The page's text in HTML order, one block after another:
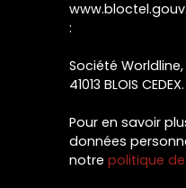
:
Société Worldline,
41013 BLOIS CEDEX.
Pour en savoir
données
notre politique